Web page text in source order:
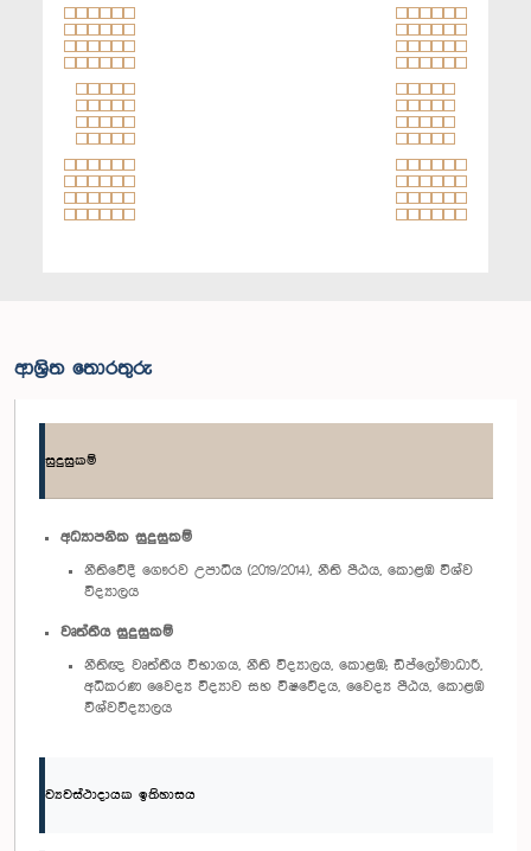
ආශ්‍රිත තොරතුරු
සුදුසුකම්
අධ්‍යාපනික සුදුසුකම්
නීතිවේදී ගෞරව උපාධිය (2019/2014), නීති පීඨය, කොළඹ විශ්ව
විද්‍යාලය
වෘත්තීය සුදුසුකම්
නීතිඥ වෘත්තීය විභාගය, නීති විද්‍යාලය, කොළඹ; ඩිප්ලෝමාධාරී,
අධිකරණ වෛද්‍ය විද්‍යාව සහ විෂවේදය, වෛද්‍ය පීඨය, කොළඹ
විශ්වවිද්‍යාලය
ව්‍යවස්ථාදායක ඉතිහාසය